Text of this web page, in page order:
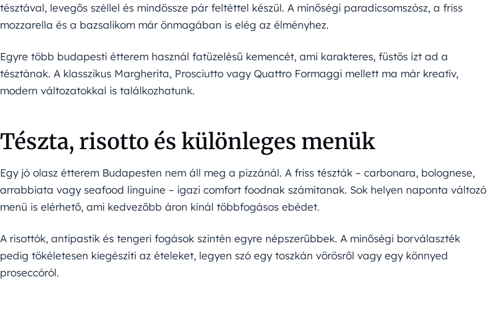
tésztával, levegős széllel és mindössze pár feltéttel készül. A minőségi paradicsomszósz, a friss
mozzarella és a bazsalikom már önmagában is elég az élményhez.
Egyre több budapesti étterem használ fatüzelésű kemencét, ami karakteres, füstös ízt ad a
tésztának. A klasszikus Margherita, Prosciutto vagy Quattro Formaggi mellett ma már kreatív,
modern változatokkal is találkozhatunk.
Tészta, risotto és különleges menük
Egy jó olasz étterem Budapesten nem áll meg a pizzánál. A friss tészták – carbonara, bolognese,
arrabbiata vagy seafood linguine – igazi comfort foodnak számítanak. Sok helyen naponta változó
menü is elérhető, ami kedvezőbb áron kínál többfogásos ebédet.
A risottók, antipastik és tengeri fogások szintén egyre népszerűbbek. A minőségi borválaszték
pedig tökéletesen kiegészíti az ételeket, legyen szó egy toszkán vörösről vagy egy könnyed
proseccóról.